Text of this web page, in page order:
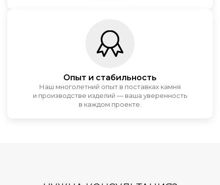
Опыт и стабильность
Наш многолетний опыт в поставках камня
и производстве изделий — ваша уверенность
в каждом проекте.